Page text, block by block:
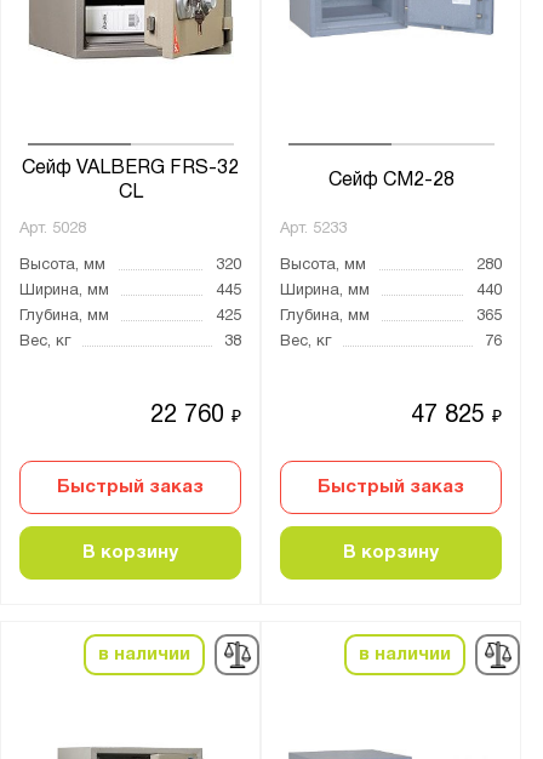
Сейф VALBERG FRS-32
CL
Арт. 5028
Высота, мм
320
Ширина, мм
445
Глубина, мм
425
Вес, кг
38
22 760₽
Быстрый заказ
В корзину
Сейф СМ2-28
Арт. 5233
Высота, мм
280
Ширина, мм
440
Глубина, мм
365
Вес, кг
76
47 825₽
Быстрый заказ
В корзину
в наличии в наличии
Ширина, мм:
от до
от до
Класс взломостойкости:
1 класс
3 класс
5 класс
S2 класс
нет